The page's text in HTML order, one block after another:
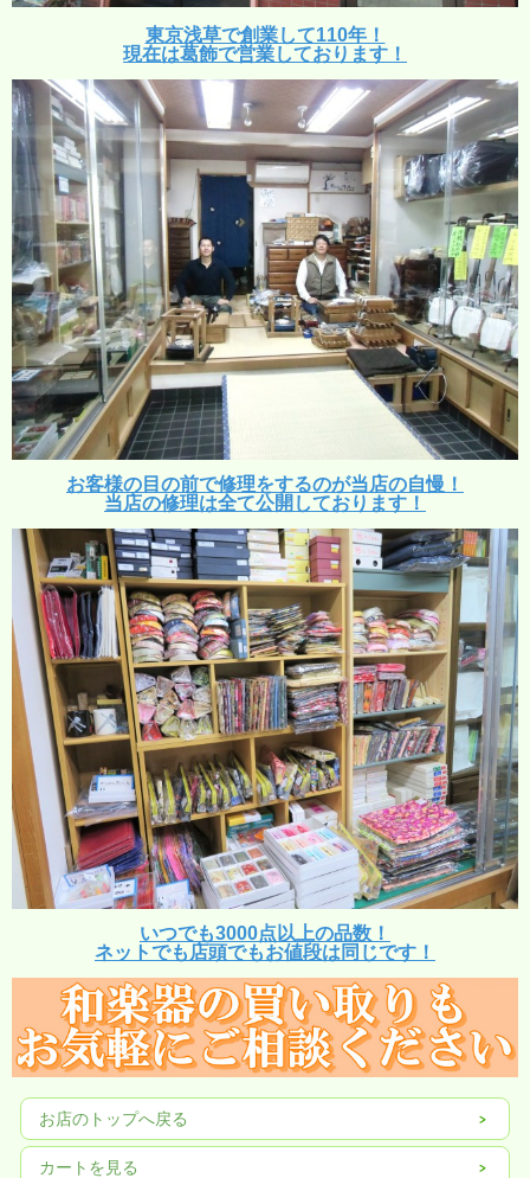
東京浅草で創業して110年！
現在は葛飾で営業しております！
お客様の目の前で修理をするのが当店の自慢！
当店の修理は全て公開しております！
いつでも3000点以上の品数！
ネットでも店頭でもお値段は同じです！
お店のトップへ戻る
カートを見る